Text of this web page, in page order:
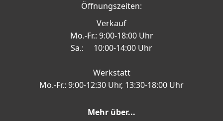
Öffnungszeiten:
Verkauf
Mo.-Fr.: 9:00-18:00 Uhr
Sa.: 10:00-14:00 Uhr
Werkstatt
Mo.-Fr.: 9:00-12:30 Uhr, 13:30-18:00 Uhr
Mehr über...